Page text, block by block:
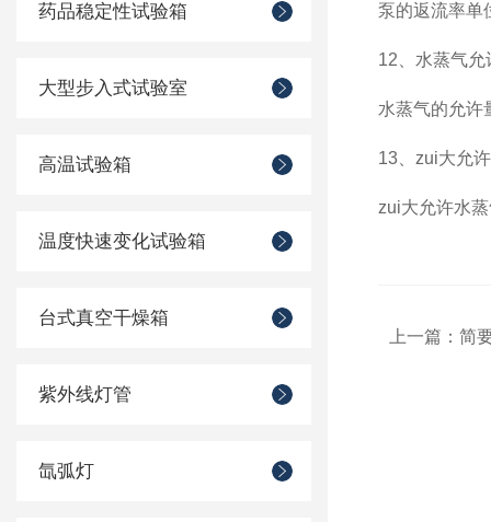
药品稳定性试验箱
大型步入式试验室
高温试验箱
温度快速变化试验箱
台式真空干燥箱
紫外线灯管
氙弧灯
泵的返流率单
12、水蒸气允
水蒸气的允许
13、zui大允
zui大允许水
上一篇： 简